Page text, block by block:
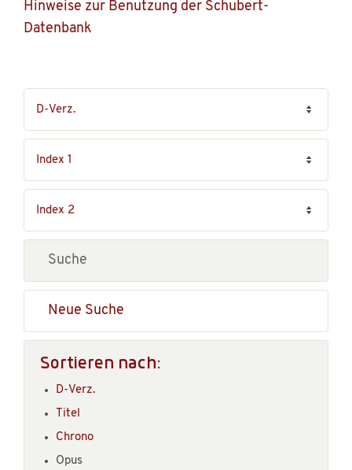
Hinweise zur Benutzung der Schubert-
Datenbank
Neue Suche
Sortieren nach:
D-Verz.
Titel
Chrono
Opus